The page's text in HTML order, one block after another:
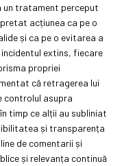
un tratament perceput
acțiunea ca pe o
și ca pe o evitarea a
extins, fiecare
propriei
că retragerea lui
controlul asupra
timp ce alții au subliniat
și transparența
de comentarii și
și relevanța continuă